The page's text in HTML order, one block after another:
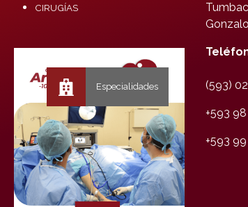
CIRUGÍAS
(593)
+593
+593